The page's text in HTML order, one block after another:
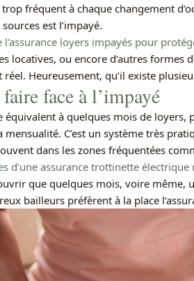
fréquent à chaque changement
est l’impayé.
l'assurance loyers impayés pour
locatives, ou encore d’autres formes
réel. Heureusement, qu’il existe
face à l’impayé
à quelques mois de loyers,
C’est un système très
dans les zones fréquentées
d’une assurance trottinette
que quelques mois, voire même,
bailleurs préfèrent à la place